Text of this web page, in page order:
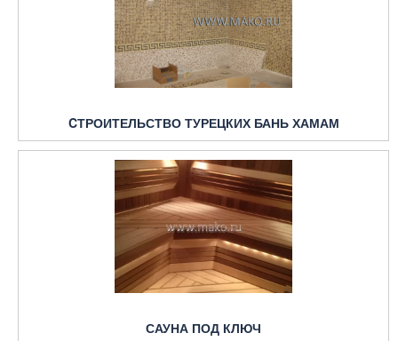
CТРОИТЕЛЬСТВО ТУРЕЦКИХ БАНЬ ХАМАМ
САУНА ПОД КЛЮЧ